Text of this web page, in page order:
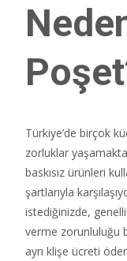
Türkiye’de birçok
zorluklar
baskısız ürünleri
şartlarıyla
istediğinizde,
verme zorunluluğu
ayrı klişe ücreti